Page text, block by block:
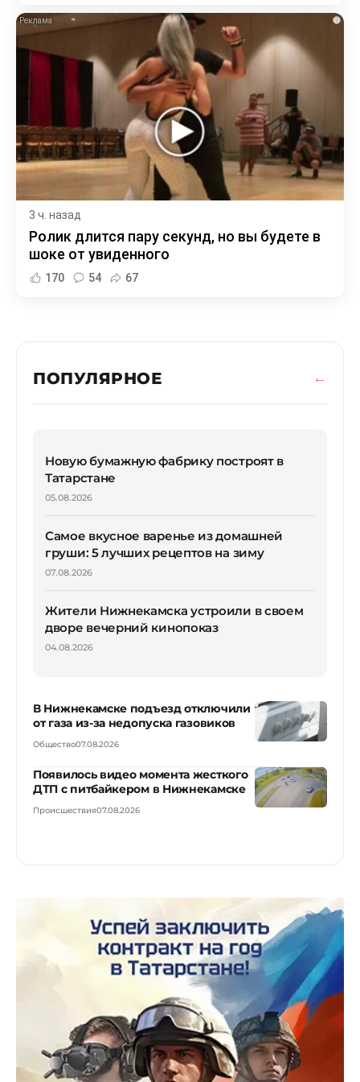
i
3 ч. назад
Ролик длится пару секунд, но вы будете в
шоке от увиденного
170 54 67
ПОПУЛЯРНОЕ
Новую бумажную фабрику построят в
Татарстане
05.08.2026
Самое вкусное варенье из домашней
груши: 5 лучших рецептов на зиму
07.08.2026
Жители Нижнекамска устроили в своем
дворе вечерний кинопоказ
04.08.2026
В Нижнекамске подъезд отключили
от газа из-за недопуска газовиков
Общество07.08.2026
Появилось видео момента жесткого
ДТП с питбайкером в Нижнекамске
Происшествия07.08.2026